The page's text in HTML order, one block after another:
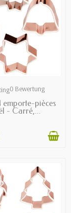
AVAILABLE
0 Bewertung
emporte-pièces
- Carré,...